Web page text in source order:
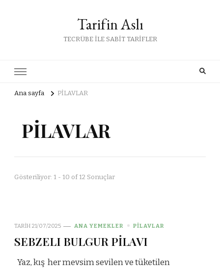
Tarifin Aslı
TECRÜBE İLE SABİT TARİFLER
Ana sayfa PİLAVLAR
PİLAVLAR
Gösteriliyor: 1 - 10 of 12 Sonuçlar
TARIH 21/07/2025 ANA YEMEKLER PİLAVLAR
SEBZELI BULGUR PİLAVI
Yaz, kış her mevsim sevilen ve tüketilen